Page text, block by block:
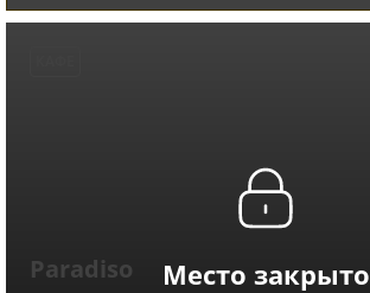
Место закрыто
Paradiso